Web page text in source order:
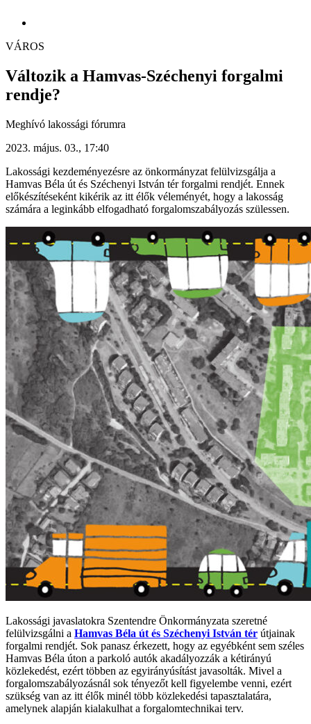
VÁROS
Változik a Hamvas-Széchenyi forgalmi
rendje?
Meghívó lakossági fórumra
2023. május. 03., 17:40
Lakossági kezdeményezésre az önkormányzat felülvizsgálja a
Hamvas Béla út és Széchenyi István tér forgalmi rendjét. Ennek
előkészítéseként kikérik az itt élők véleményét, hogy a lakosság
számára a leginkább elfogadható forgalomszabályozás szülessen.
Lakossági javaslatokra Szentendre Önkormányzata szeretné
felülvizsgálni a Hamvas Béla út és Széchenyi István tér útjainak
forgalmi rendjét. Sok panasz érkezett, hogy az egyébként sem széles
Hamvas Béla úton a parkoló autók akadályozzák a kétirányú
közlekedést, ezért többen az egyirányúsítást javasolták. Mivel a
forgalomszabályozásnál sok tényezőt kell figyelembe venni, ezért
szükség van az itt élők minél több közlekedési tapasztalatára,
amelynek alapján kialakulhat a forgalomtechnikai terv.